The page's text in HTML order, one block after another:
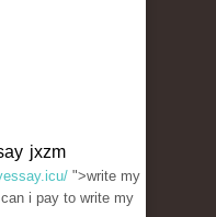
jxzm
">write my
i pay to write my